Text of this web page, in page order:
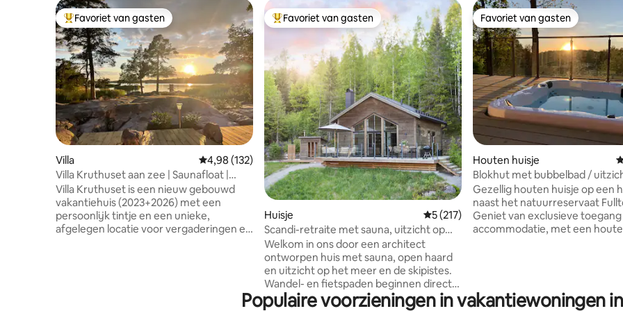
Topfavoriet van gasten
Favoriet van gasten
Villa Gemiddelde beoordeling van 4,98 op 5, 132 recensies
4,98 (132)
Villa Kruthuset aan zee | Saunafloat |
Eenpersoonskamer
Villa Kruthuset is een nieuw gebouwd
vakantiehuis (2023+2026) met een
persoonlijk tintje en een unieke,
afgelegen locatie voor vergaderingen en
Geniet van een sauna, een kajaktocht of
kook samen. Er is voldoende ruimte voor
Topfavoriet van gasten
Favoriet van gasten
Huisje Gemiddelde beoordeling van 5 op 5, 217
5 (217)
Scandi-retraite met sauna, uitzicht op
het meer en de skipistes
Welkom in ons door een architect
ontworpen huis met sauna, open haard
en uitzicht op het meer en de skipistes.
Wandel- en fietspaden beginnen direct
buiten en in de zomer is er een
Favoriet van gasten
Favoriet van gasten
Houten huisje
Blokhut met bubbelbad /
en vallei
Gezellig houten huisje op een
naast het natuurreservaat
Geniet van exclusieve
accommodatie, met een
voor koppels en gezinnen die
zijn naar een rustig uitje in de
Populaire voorzieningen in vakantiewoningen